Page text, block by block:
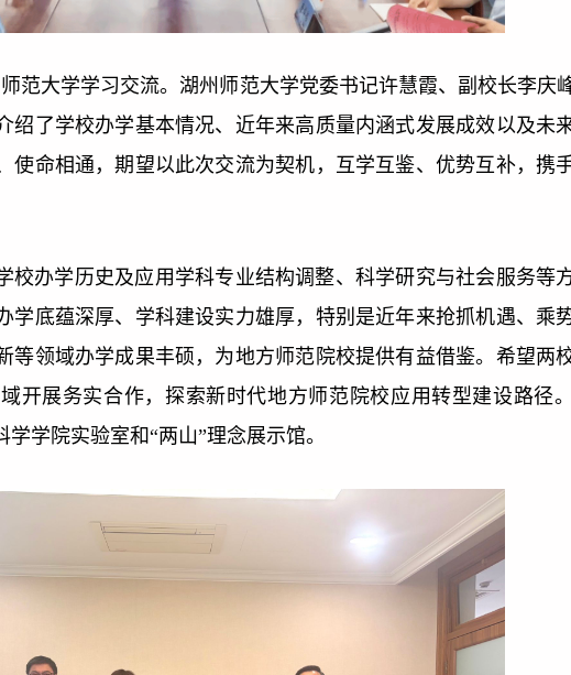
范大学学习交流。湖州师范大学党委书记许慧霞、副校长李庆
绍了学校办学基本情况、近年来高质量内涵式发展成效以及未
使命相通，期望以此次交流为契机，互学互鉴、优势互补，携
校办学历史及应用学科专业结构调整、科学研究与社会服务等
学底蕴深厚、学科建设实力雄厚，特别是近年来抢抓机遇、乘
等领域办学成果丰硕，为地方师范院校提供有益借鉴。希望两
开展务实合作，探索新时代地方师范院校应用转型建设路径
学院实验室和“两山”理念展示馆。